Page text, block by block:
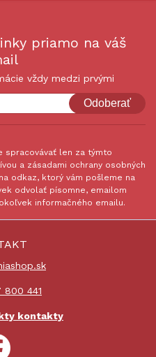
priamo na váš
vždy medzi prvými
Odoberať
spracovávať len za týmto
a zásadami ochrany osobných
odkaz, ktorý vám pošleme na
odvolať písomne, emailom
informačného emailu.
800 441
kontakty